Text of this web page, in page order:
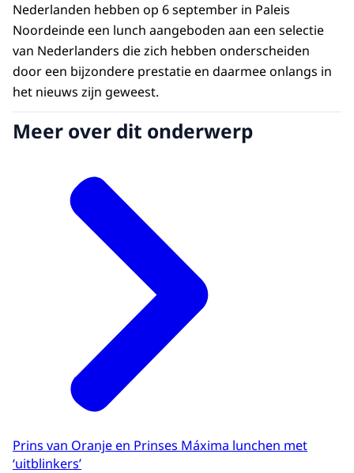
Nederlanden hebben op 6 september in Paleis
Noordeinde een lunch aangeboden aan een selectie
van Nederlanders die zich hebben onderscheiden
door een bijzondere prestatie en daarmee onlangs in
het nieuws zijn geweest.
Meer over dit onderwerp
Prins van Oranje en Prinses Máxima lunchen met
‘uitblinkers’